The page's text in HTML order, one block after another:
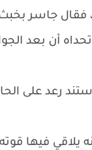
فقال جاسر
أن بعد
رعد على
يلاقي فيها